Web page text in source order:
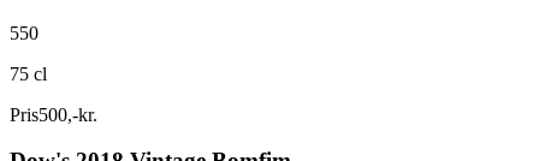
550
75 cl
Pris500,-kr.